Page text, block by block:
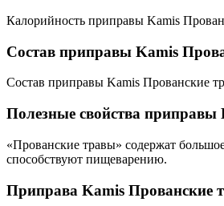
Калорийность приправы Kamis
Состав приправы Kamis
Состав приправы Kamis Прованские
Полезные свойства приправы
«Прованские травы» содержат
способствуют пищеварению.
Приправа Kamis Прованские